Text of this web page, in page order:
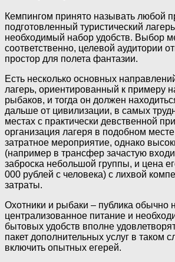
Кемпингом принято называть любой
подготовленный туристический
необходимый набор удобств. Выбор
соответственно, целевой аудитории
простор для полета фантазии.
Есть несколько основных
лагерь, ориентированный к примеру
рыбаков, и тогда он должен
дальше от цивилизации, в самых
местах с практически девственной
организация лагеря в подобном
затратное мероприятие, однако
(например в трансфер зачастую
заброска небольшой группы, и цена
000 рублей с человека) с лихвой
затраты.
Охотники и рыбаки – публика обычно
централизованное питание и
бытовых удобств вполне
пакет дополнительных услуг в таком
включить опытных егерей.